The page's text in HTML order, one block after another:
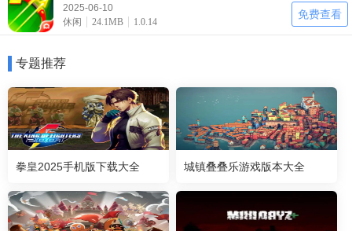
2025-06-10
休闲
24.1MB 1.0.14
免费查看
专题推荐
拳皇2025手机版下载大全 城镇叠叠乐游戏版本大全